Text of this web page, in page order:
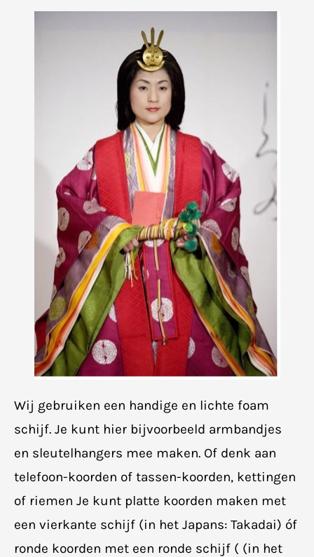
Wij gebruiken een handige en lichte foam
schijf. Je kunt hier bijvoorbeeld armbandjes
en sleutelhangers mee maken. Of denk aan
telefoon-koorden of tassen-koorden, kettingen
of riemen Je kunt platte koorden maken met
een vierkante schijf (in het Japans: Takadai) óf
ronde koorden met een ronde schijf ( (in het